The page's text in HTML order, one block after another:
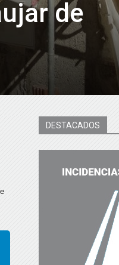
de
DESTACADOS